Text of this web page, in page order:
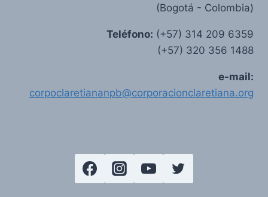
(Bogotá - Colombia)
Teléfono: (+57) 314 209 6359
(+57) 320 356 1488
e-mail:
corpoclaretiananpb@corporacionclaretiana.org